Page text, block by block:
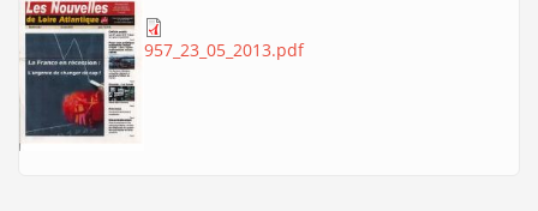
957_23_05_2013.pdf